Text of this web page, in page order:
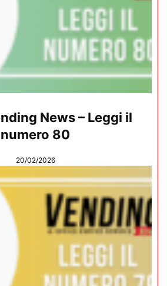
News – Leggi il
numero 80
20/02/2026